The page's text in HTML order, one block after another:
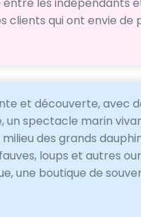
les indépendants
clients qui ont envie de
et découverte, avec
spectacle marin
des grands
loups et autres
une boutique de